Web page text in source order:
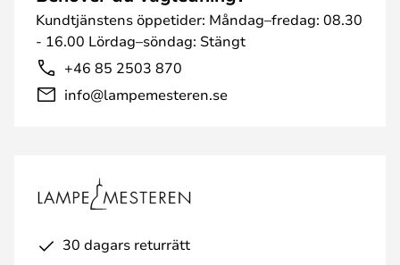
Kundtjänstens öppetider: Måndag–fredag: 08.30
- 16.00 Lördag–söndag: Stängt
+46 85 2503 870
info@lampemesteren.se
30 dagars returrätt